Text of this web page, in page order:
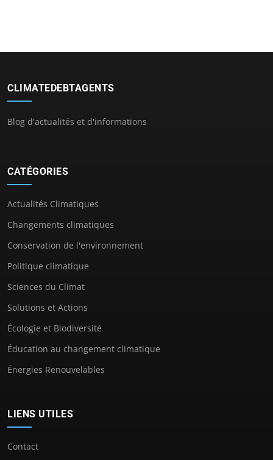
CLIMATEDEBTAGENTS
Blog d'actualités et d'informations
CATÉGORIES
Actualités Climatiques
Changements climatiques
Conservation de l'environnement
Politique climatique
Sciences du Climat
Solutions et Actions
Écologie et Biodiversité
Éducation au changement climatique
Énergies Renouvelables
LIENS UTILES
Contact